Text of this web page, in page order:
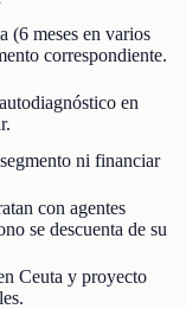
(6 meses en varios
correspondiente.
en
ni financiar
con agentes
se descuenta de su
Ceuta y proyecto